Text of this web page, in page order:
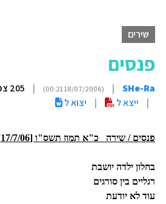
שירים
פנסים
SHe-Ra
|
(18/07/2006 00:21)
| 205 צפיות
|
ייצא ל | יצוא ל
פנסים / שירה כ"א תמוז תשס"ו [17/7/06]
בחלון ילדה יושבת
רגליים בין סורגים
עוד לא יודעת